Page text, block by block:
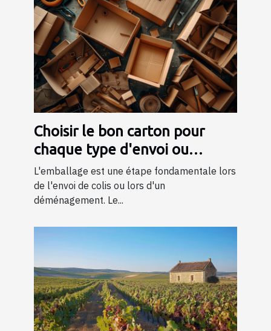
Choisir le bon carton pour
chaque type d'envoi ou
déménagement
L'emballage est une étape fondamentale lors
de l'envoi de colis ou lors d'un
déménagement. Le...